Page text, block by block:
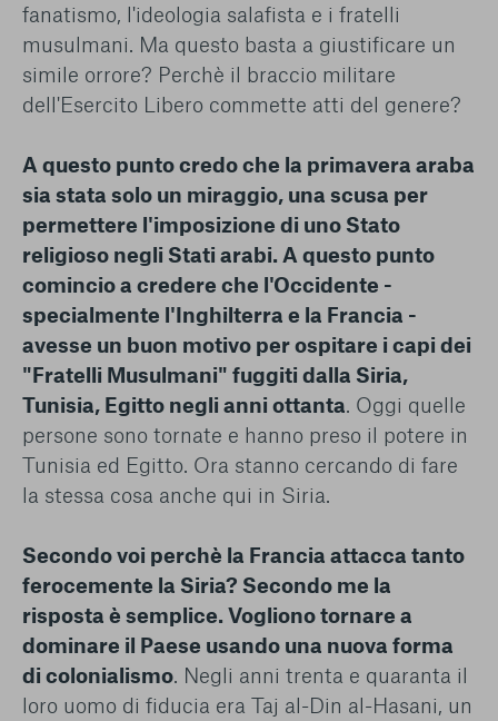
fanatismo, l'ideologia salafista e i fratelli
musulmani. Ma questo basta a giustificare un
simile orrore? Perchè il braccio militare
dell'Esercito Libero commette atti del genere?
A questo punto credo che la primavera araba
sia stata solo un miraggio, una scusa per
permettere l'imposizione di uno Stato
religioso negli Stati arabi. A questo punto
comincio a credere che l'Occidente -
specialmente l'Inghilterra e la Francia -
avesse un buon motivo per ospitare i capi dei
"Fratelli Musulmani" fuggiti dalla Siria,
Tunisia, Egitto negli anni ottanta. Oggi quelle
persone sono tornate e hanno preso il potere in
Tunisia ed Egitto. Ora stanno cercando di fare
la stessa cosa anche qui in Siria.
Secondo voi perchè la Francia attacca tanto
ferocemente la Siria? Secondo me la
risposta è semplice. Vogliono tornare a
dominare il Paese usando una nuova forma
di colonialismo. Negli anni trenta e quaranta il
loro uomo di fiducia era Taj al-Din al-Hasani, un